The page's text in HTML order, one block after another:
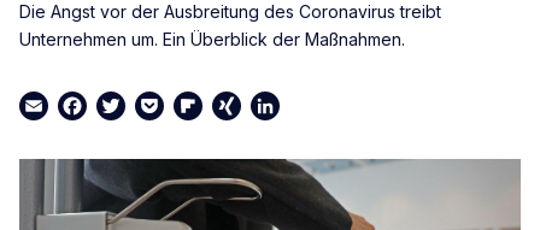
Die Angst vor der Ausbreitung des Coronavirus treibt
Unternehmen um. Ein Überblick der Maßnahmen.
EmailFacebook
TwitterPocketFlipboard
XINGLinkedIn